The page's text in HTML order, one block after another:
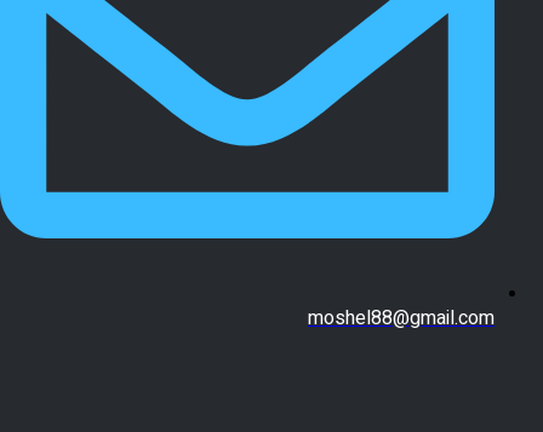
moshel88@gmail.com